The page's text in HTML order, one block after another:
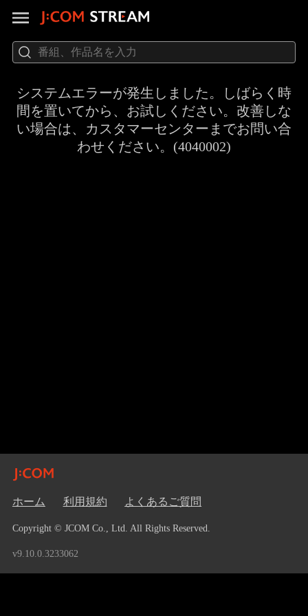
システムエラーが発生しました。しばらく時
間を置いてから、お試しください。改善しな
い場合は、カスタマーセンターまでお問い合
わせください。(4040002)
ホーム 利用規約 よくあるご質問
Copyright © JCOM Co., Ltd. All Rights Reserved.
v9.10.0.3233062